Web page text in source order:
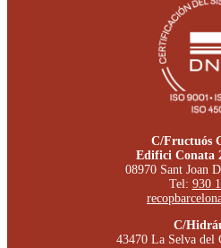
C/Fructuós
Edifici Conata
08970 Sant Joan
Tel: 930
C/
43470 La Selva del